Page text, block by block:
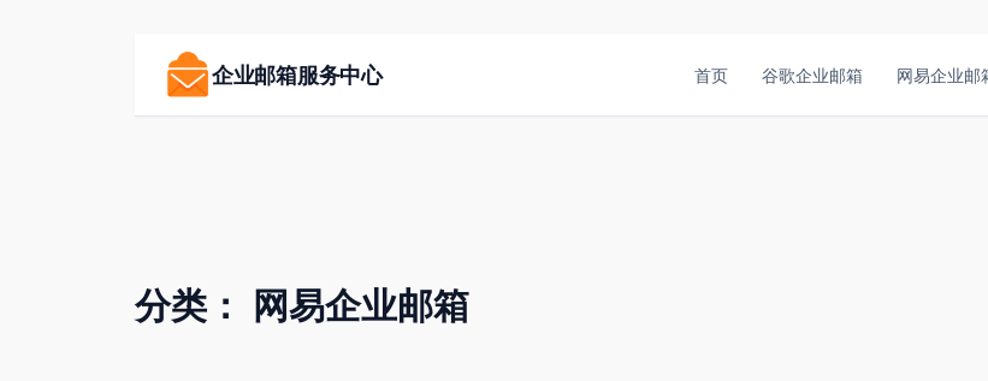
企业邮箱服务中心 首页 谷歌企业邮箱 网易企业邮
分类： 网易企业邮箱